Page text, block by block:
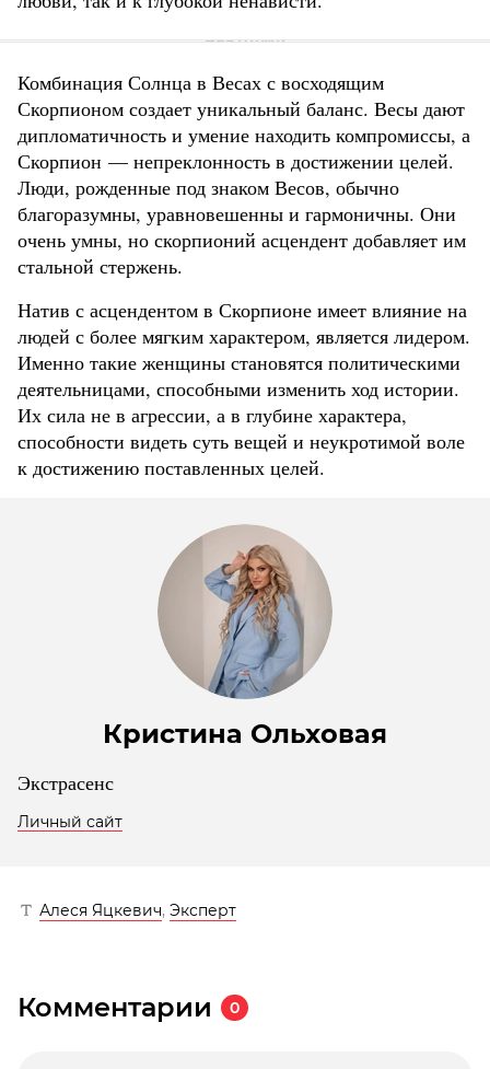
Комбинация Солнца в Весах с восходящим
Скорпионом создает уникальный баланс. Весы дают
дипломатичность и умение находить компромиссы, а
Скорпион — непреклонность в достижении целей.
Люди, рожденные под знаком Весов, обычно
благоразумны, уравновешенны и гармоничны. Они
очень умны, но скорпионий асцендент добавляет им
стальной стержень.
Натив с асцендентом в Скорпионе имеет влияние на
людей с более мягким характером, является лидером.
Именно такие женщины становятся политическими
деятельницами, способными изменить ход истории.
Их сила не в агрессии, а в глубине характера,
способности видеть суть вещей и неукротимой воле
к достижению поставленных целей.
Кристина Ольховая
Экстрасенс
Личный сайт
Алеся Яцкевич, Эксперт
Комментарии 0